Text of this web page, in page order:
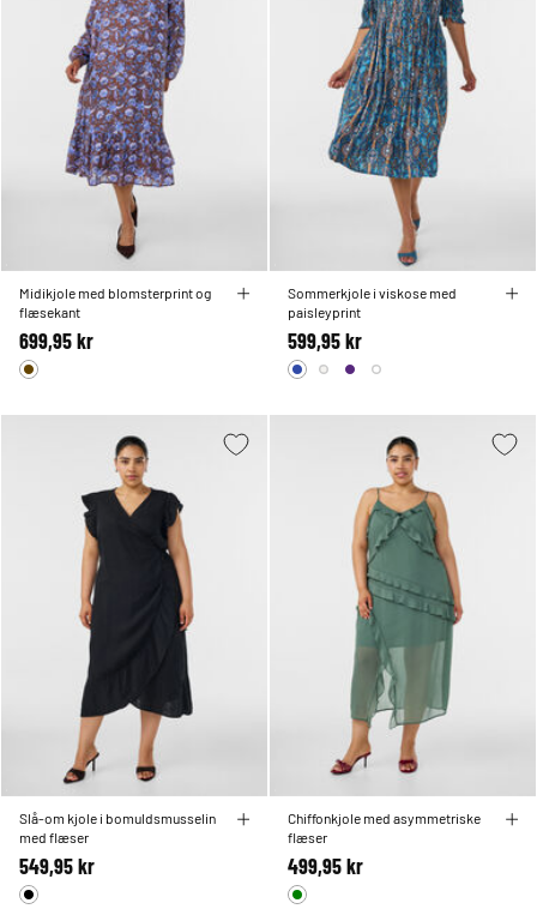
Midikjole med blomsterprint og
flæsekant
699,95 kr
Sommerkjole i viskose med
paisleyprint
599,95 kr
Slå-om kjole i bomuldsmusselin
med flæser
549,95 kr
Chiffonkjole med asymmetriske
flæser
499,95 kr